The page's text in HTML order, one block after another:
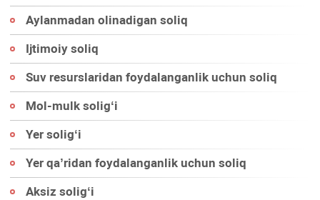
Aylanmadan olinadigan soliq
Ijtimoiy soliq
Suv resurslaridan foydalanganlik uchun soliq
Mol-mulk soligʻi
Yer soligʻi
Yer qa’ridan foydalanganlik uchun soliq
Aksiz soligʻi